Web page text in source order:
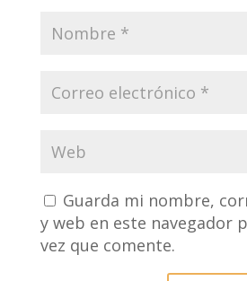
Guarda mi nombre,
y web en este navegador
vez que comente.